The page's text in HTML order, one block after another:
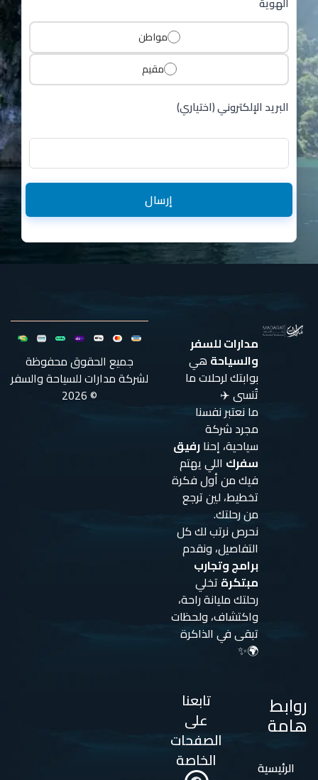
مواطن
مقيم
البريد الإلكتروني (اختياري)
إرسال
مدارات للسفر
والسياحة هي
بوابتك لرحلات ما
تُنسى ✈️
ما نعتبر نفسنا
مجرد شركة
سياحية، إحنارفيق
سفرك اللي يهتم
فيك من أول فكرة
تخطيط، لين ترجع
من رحلتك.
نحرص نرتب لك كل
التفاصيل، ونقدم
برامج وتجارب
مبتكرة تخلي
رحلتك مليانة راحة،
واكتشاف، ولحظات
تبقى في الذاكرة
🌍✨
روابط
هامة
الرئيسية
تابعنا
على
الصفحات
الخاصة
جميع الحقوق محفوظة
لشركة مدارات للسياحة والسفر
© 2026